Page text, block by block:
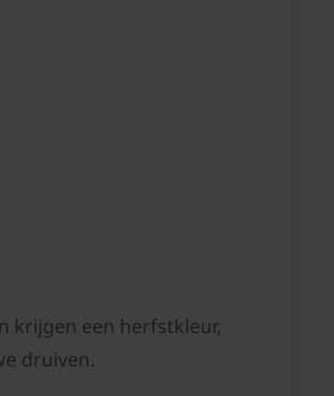
krijgen een herfstkleur,
druiven.